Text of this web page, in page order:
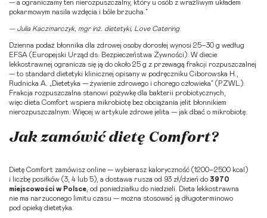
— a ograniczamy ten nierozpuszczalny, który u osób z wrażliwym układem
pokarmowym nasila wzdęcia i bóle brzucha.”
— Julia Kaczmarczyk, mgr inż. dietetyki, Love Catering
Dzienna podaż błonnika dla zdrowej osoby dorosłej wynosi 25–30 g według
EFSA (Europejski Urząd ds. Bezpieczeństwa Żywności) . W diecie
lekkostrawnej ogranicza się ją do około 25 g z przewagą frakcji rozpuszczalnej
— to standard dietetyki klinicznej opisany w podręczniku Ciborowska H.,
Rudnicka A. „Dietetyka — żywienie zdrowego i chorego człowieka” (PZWL).
Frakcja rozpuszczalna stanowi pożywkę dla bakterii probiotycznych,
więc dieta Comfort wspiera mikrobiotę bez obciążania jelit błonnikiem
nierozpuszczalnym. Więcej w artykule zdrowe jelita — jak dbać o mikrobiotę
Jak zamówić dietę Comfort?
Dietę Comfort zamówisz online — wybierasz kaloryczność (1200–2500 kcal)
i liczbę posiłków (3, 4 lub 5), a dostawa rusza od 93 zł/dzień do 3970
miejscowości w Polsce , od poniedziałku do niedzieli. Dieta lekkostrawna
nie ma narzuconego limitu czasu — można stosować ją długoterminowo
pod opieką dietetyka.